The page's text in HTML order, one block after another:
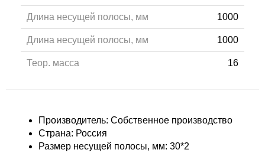
Длина несущей полосы, мм 1000
Длина несущей полосы, мм 1000
Теор. масса 16
Производитель: Собственное производство
Страна: Россия
Размер несущей полосы, мм: 30*2